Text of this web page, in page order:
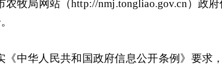
农牧局 网站（http://nmj.tongliao.gov.cn）政
。
《中华人民共和国政府信息公开条例》要求